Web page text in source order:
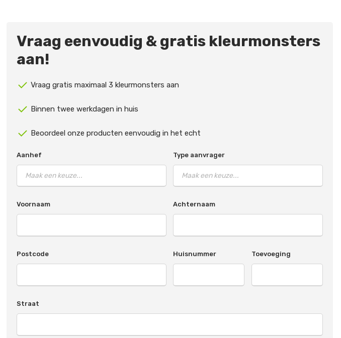
Vraag eenvoudig & gratis kleurmonsters
aan!
Vraag gratis maximaal 3 kleurmonsters aan
Binnen twee werkdagen in huis
Beoordeel onze producten eenvoudig in het echt
Aanhef Type aanvrager
Voornaam Achternaam
Postcode Huisnummer Toevoeging
Straat